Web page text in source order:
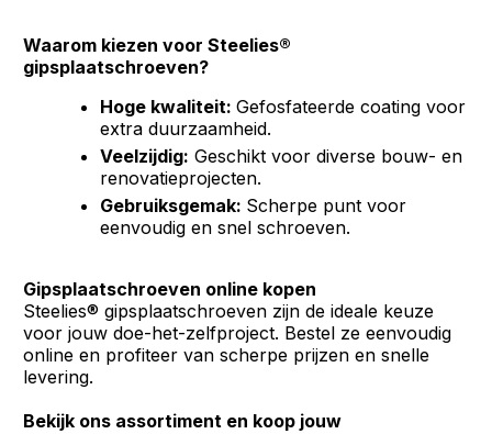
Waarom kiezen voor Steelies®
gipsplaatschroeven?
Hoge kwaliteit:Gefosfateerde coating voor
extra duurzaamheid.
Veelzijdig: Geschikt voor diverse bouw- en
renovatieprojecten.
Gebruiksgemak: Scherpe punt voor
eenvoudig en snel schroeven.
Gipsplaatschroeven online kopen
Steelies® gipsplaatschroeven zijn de ideale keuze
voor jouw doe-het-zelfproject. Bestel ze eenvoudig
online en profiteer van scherpe prijzen en snelle
levering.
Bekijk ons assortiment en koop jouw